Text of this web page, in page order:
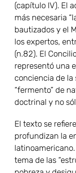
(capítulo IV). El
más necesaria
bautizados y el
los expertos,
(n.82). El
representó una
conciencia de
“fermento” de
doctrinal y no
El texto se
profundizan la
tema de las